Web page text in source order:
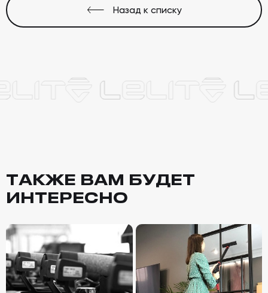
Назад к списку
ТАКЖЕ ВАМ БУДЕТ
ИНТЕРЕСНО